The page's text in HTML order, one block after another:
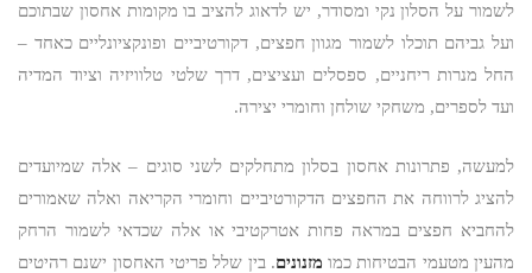
לשמור על הסלון נקי ומסודר, יש לדאוג להציב בו מקומות אחסון שבתוכם
ועל גביהם תוכלו לשמור מגוון חפצים, דקורטיביים ופונקציונליים כאחד –
החל מנרות ריחניים, ספסלים ועציצים, דרך שלטי טלוויזיה וציוד המדיה
ועד לספרים, משחקי שולחן וחומרי יצירה.
למעשה, פתרונות אחסון בסלון מתחלקים לשני סוגים – אלה שמיועדים
להציג לרווחה את החפצים הדקורטיביים וחומרי הקריאה ואלה שאמורים
להחביא חפצים במראה פחות אטרקטיבי או אלה שכדאי לשמור הרחק
מהעין מטעמי הבטיחות כמו מזנונים. בין שלל פריטי האחסון ישנם רהיטים